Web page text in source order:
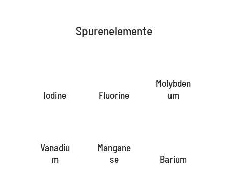
Spurenelemente
Iodine Fluorine
Molybden
um
Vanadiu
m
Mangane
se
Barium